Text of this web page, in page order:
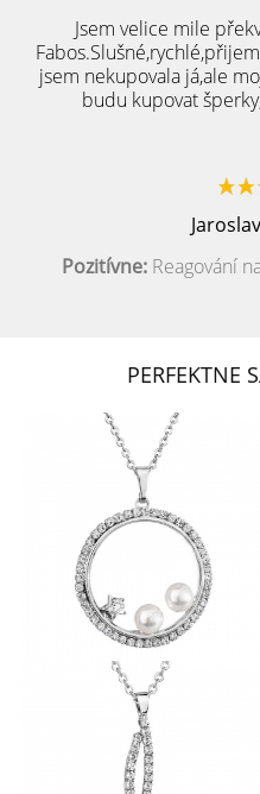
Jsem velice mile
jsem nekupovala já,ale
budu kupovat
Pozitívne: Reagování
PERFEKTNE